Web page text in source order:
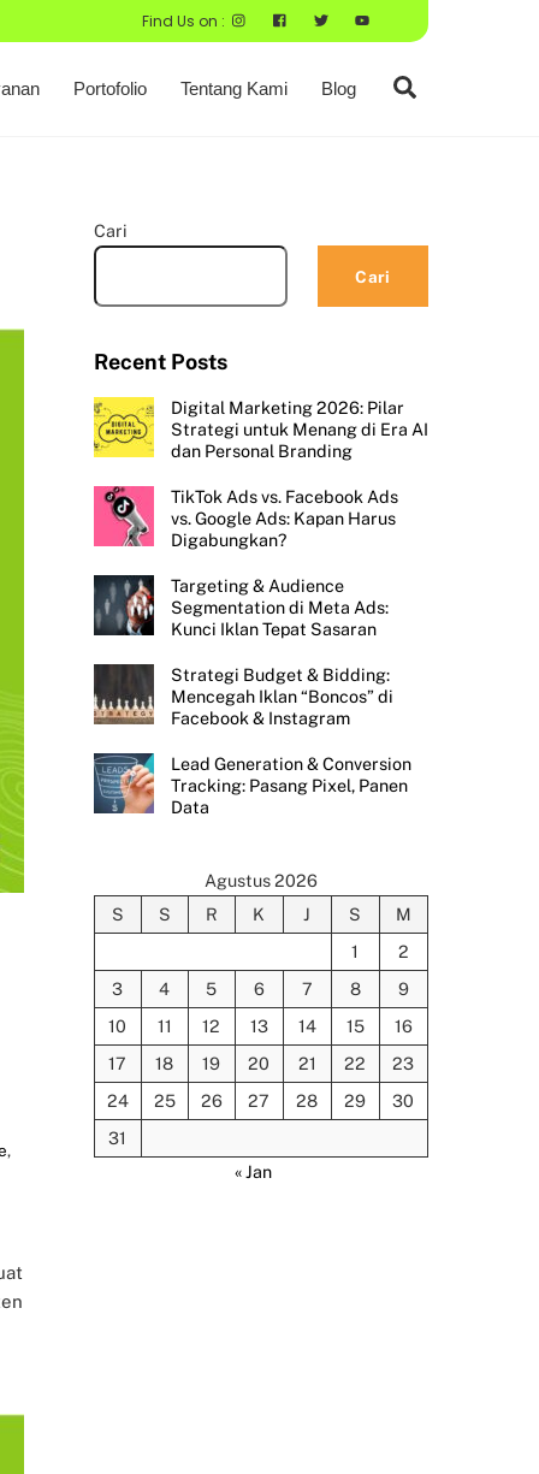
Find Us on :
Portofolio Tentang Kami Blog
,
Cari
Cari
Recent Posts
Digital Marketing 2026: Pilar
Strategi untuk Menang di Era AI
dan Personal Branding
TikTok Ads vs. Facebook Ads
vs. Google Ads: Kapan Harus
Digabungkan?
Targeting & Audience
Segmentation di Meta Ads:
Kunci Iklan Tepat Sasaran
Strategi Budget & Bidding:
Mencegah Iklan “Boncos” di
Facebook & Instagram
Lead Generation & Conversion
Tracking: Pasang Pixel, Panen
Data
Agustus 2026
S
S R K J S
M
1
2
3
4 5 6 7 8
9
10
11 12 13 14 15
16
17
18 19 20 21 22
23
24
25 26 27 28 29
30
31
« Jan